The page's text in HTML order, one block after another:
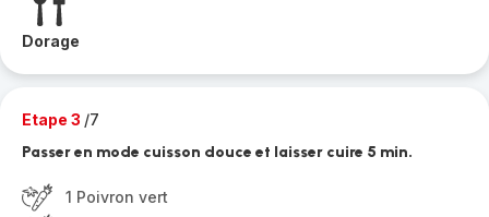
Dorage
Etape 3 /7
Passer en mode cuisson douce et laisser cuire 5 min.
1 Poivron vert